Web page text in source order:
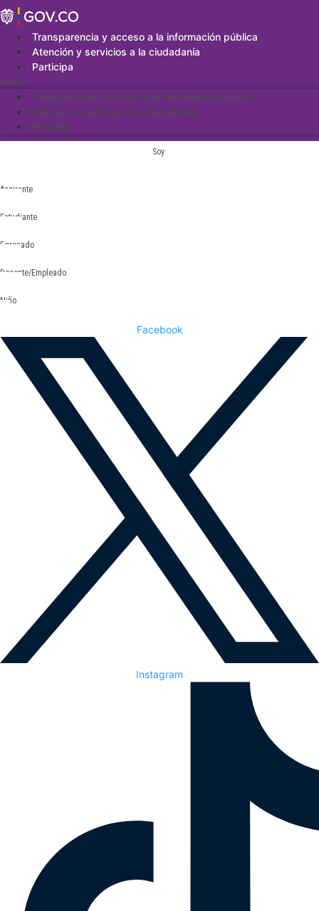
Saltar
al
contenidoTransparencia y acceso a la información pública
Atención y servicios a la ciudadanía
Participa
Menu
Transparencia y acceso a la información pública
Atención y servicios a la ciudadanía
Participa
Soy:
Aspirante
Estudiante
Egresado
Docente/Empleado
Niño
Facebook
Instagram